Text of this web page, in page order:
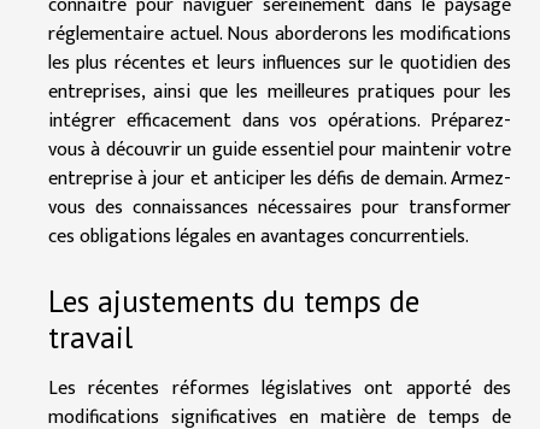
réglementaire actuel. Nous aborderons les modifications
les plus récentes et leurs influences sur le quotidien des
entreprises, ainsi que les meilleures pratiques pour les
intégrer efficacement dans vos opérations. Préparez-
vous à découvrir un guide essentiel pour maintenir votre
entreprise à jour et anticiper les défis de demain. Armez-
vous des connaissances nécessaires pour transformer
ces obligations légales en avantages concurrentiels.
Les ajustements du temps de
travail
Les récentes réformes législatives ont apporté des
modifications significatives en matière de temps de